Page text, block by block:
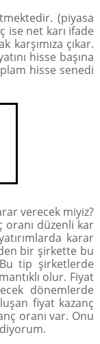
(piyasa
ise net karı ifade
çıkar.
hisse başına
hisse senedi
verecek miyiz?
oranı düzenli kar
karar
bir şirkette bu
tip şirketlerde
olur. Fiyat
dönemlerde
fiyat kazanç
oranı var. Onu